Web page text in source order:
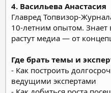
4. Васильева Анастасия
Главред Топвизор-
10-летним опытом. Знает
растут медиа — от
Где брать темы и
- Как построить
ведущими экспертами